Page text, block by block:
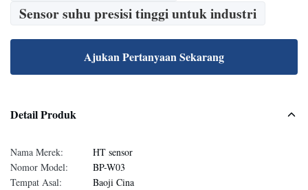
Sensor suhu presisi tinggi untuk industri
Ajukan Pertanyaan Sekarang
Detail Produk
Nama Merek:
HT sensor
Nomor Model:
BP-W03
Tempat Asal:
Baoji Cina